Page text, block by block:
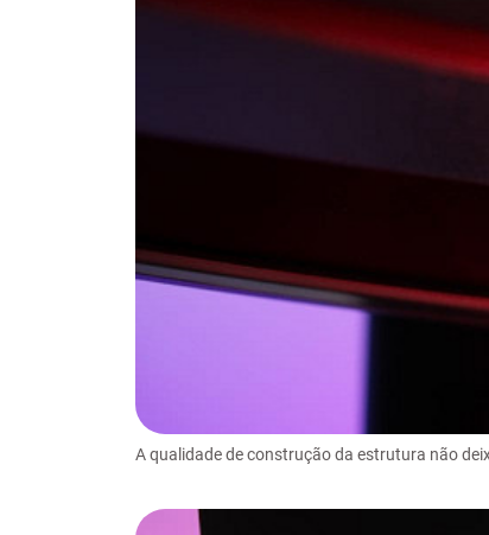
A qualidade de construção da estrutura não